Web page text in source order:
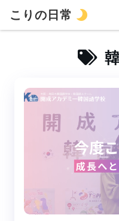
韓国語 旅行
こりの日常